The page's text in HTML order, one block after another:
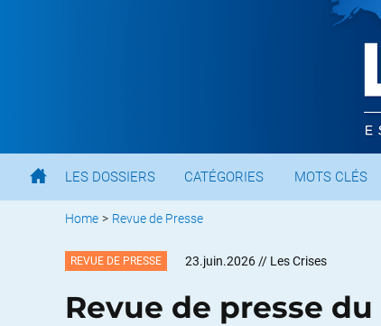
LES DOSSIERS CATÉGORIES MOTS CLÉS
Home > Revue de Presse
REVUE DE PRESSE 23.juin.2026 // Les Crises
Revue de presse